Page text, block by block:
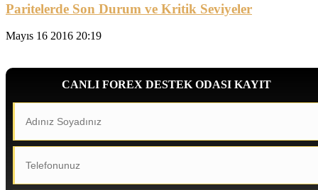
Paritelerde Son Durum ve Kritik Seviyeler
Mayıs 16 2016 20:19
CANLI FOREX DESTEK ODASI KAYIT